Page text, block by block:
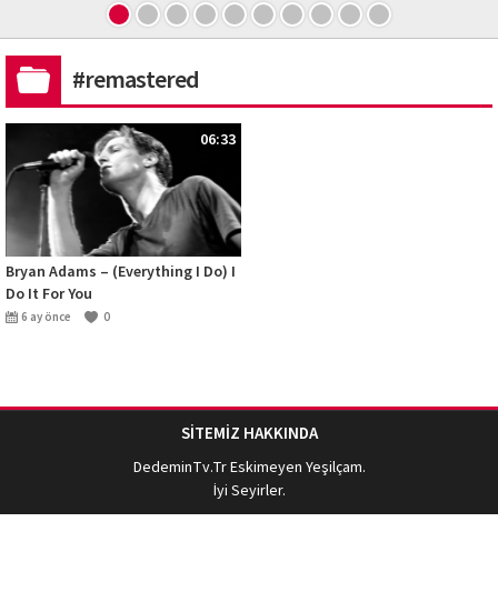
#remastered
06:33
Bryan Adams – (Everything I Do) I
Do It For You
6 ay önce 0
SİTEMİZ HAKKINDA
DedeminTv.TrEskimeyen Yeşilçam.
İyi Seyirler.